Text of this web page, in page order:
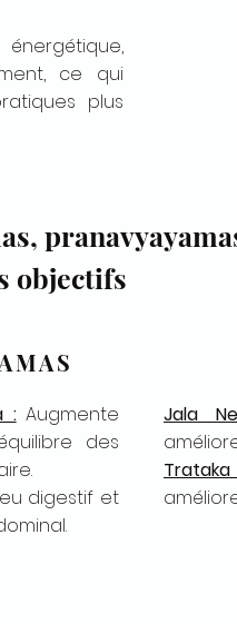
ce qui
plus
objectifs
:Augmente
des
digestif et
Jala